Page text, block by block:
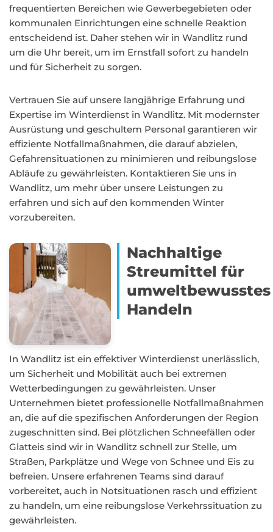
frequentierten Bereichen wie Gewerbegebieten oder
kommunalen Einrichtungen eine schnelle Reaktion
entscheidend ist. Daher stehen wir in Wandlitz rund
um die Uhr bereit, um im Ernstfall sofort zu handeln
und für Sicherheit zu sorgen.
Vertrauen Sie auf unsere langjährige Erfahrung und
Expertise im Winterdienst in Wandlitz. Mit modernster
Ausrüstung und geschultem Personal garantieren wir
effiziente Notfallmaßnahmen, die darauf abzielen,
Gefahrensituationen zu minimieren und reibungslose
Abläufe zu gewährleisten. Kontaktieren Sie uns in
Wandlitz, um mehr über unsere Leistungen zu
erfahren und sich auf den kommenden Winter
vorzubereiten.
Nachhaltige
Streumittel für
umweltbewusstes
Handeln
In Wandlitz ist ein effektiver Winterdienst unerlässlich,
um Sicherheit und Mobilität auch bei extremen
Wetterbedingungen zu gewährleisten. Unser
Unternehmen bietet professionelle Notfallmaßnahmen
an, die auf die spezifischen Anforderungen der Region
zugeschnitten sind. Bei plötzlichen Schneefällen oder
Glatteis sind wir in Wandlitz schnell zur Stelle, um
Straßen, Parkplätze und Wege von Schnee und Eis zu
befreien. Unsere erfahrenen Teams sind darauf
vorbereitet, auch in Notsituationen rasch und effizient
zu handeln, um eine reibungslose Verkehrssituation zu
gewährleisten.